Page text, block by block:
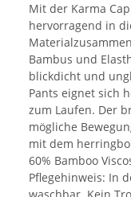
Mit der Karma
hervorragend in
Bambus und
blickdicht und
Pants eignet sich
zum Laufen. Der
mögliche
mit dem
60% Bamboo
Pflegehinweis: In